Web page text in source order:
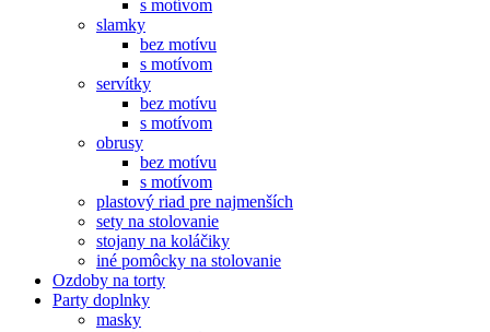
s motívom
slamky
bez motívu
s motívom
servítky
bez motívu
s motívom
obrusy
bez motívu
s motívom
plastový riad pre najmenších
sety na stolovanie
stojany na koláčiky
iné pomôcky na stolovanie
Ozdoby na torty
Party doplnky
masky